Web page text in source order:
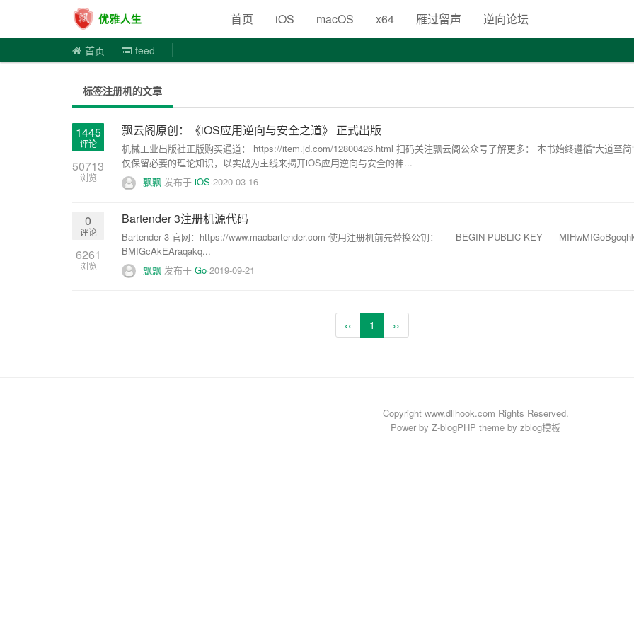
优雅人生
首页 iOS macOS x64 雁过留声 逆向论坛
首页 feed
标签注册机的文章
1445
评论
50713
浏览
飘云阁原创：《iOS应用逆向与安全之道》 正式出版
机械工业出版社正版购买通道： https://item.jd.com/12800426.html 扫码关注飘云阁公众号了解更多： 本书始终遵循“大道至简”
仅保留必要的理论知识，以实战为主线来揭开iOS应用逆向与安全的神...
飘飘 发布于 iOS 2020-03-16
0
评论
6261
浏览
Bartender 3注册机源代码
Bartender 3 官网：https://www.macbartender.com 使用注册机前先替换公钥： -----BEGIN PUBLIC KEY-----
BMIGcAkEAraqakq...
飘飘 发布于 Go 2019-09-21
‹‹ 1 ››
Copyright www.dllhook.com Rights Reserved.
Power by Z-blogPHP theme by zblog模板